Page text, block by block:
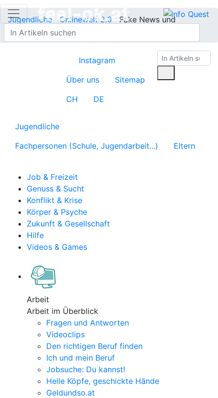
Jugendliche Onlinewelt 2.0
Fake News und
Verschwörungstheorien
Instagram
Über uns
Sitemap
CH
DE
Jugendliche
Fachpersonen (Schule, Jugendarbeit...)
Eltern
Job & Freizeit
Genuss & Sucht
Konflikt & Krise
Körper & Psyche
Zukunft & Gesellschaft
Hilfe
Videos & Games
Arbeit
Arbeit im Überblick
Fragen und Antworten
Videoclips
Den richtigen Beruf finden
Ich und mein Beruf
Jobsuche: Du kannst!
Helle Köpfe, geschickte Hände
Geldundso.at